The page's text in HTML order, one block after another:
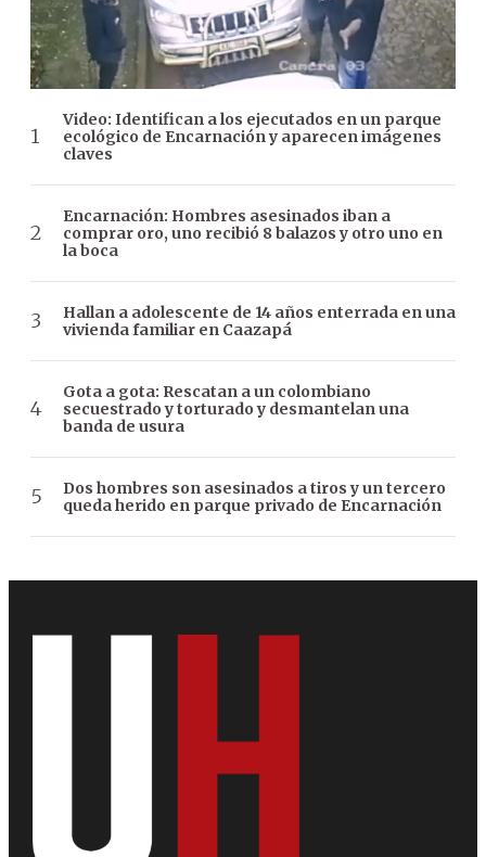
Video: Identifican a los ejecutados en un parque
ecológico de Encarnación y aparecen imágenes
claves
Encarnación: Hombres asesinados iban a
comprar oro, uno recibió 8 balazos y otro uno en
la boca
Hallan a adolescente de 14 años enterrada en una
vivienda familiar en Caazapá
Gota a gota: Rescatan a un colombiano
secuestrado y torturado y desmantelan una
banda de usura
Dos hombres son asesinados a tiros y un tercero
queda herido en parque privado de Encarnación